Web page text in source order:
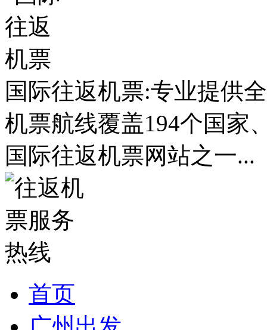
国际往返机票:专业提供
机票航线覆盖194个国家
国际往返机票网站之一...
首页